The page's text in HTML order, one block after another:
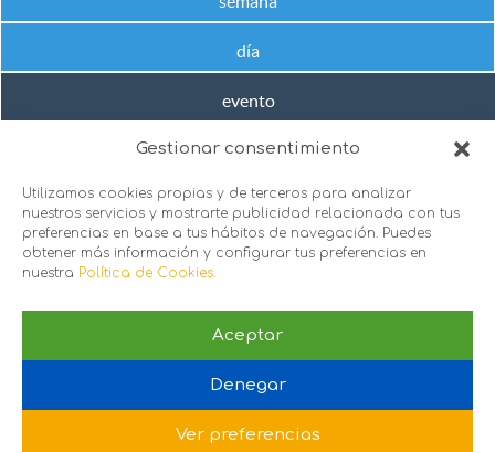
Gestionar consentimiento
Utilizamos cookies propias y de terceros para analizar
nuestros servicios y mostrarte publicidad relacionada con tus
preferencias en base a tus hábitos de navegación. Puedes
obtener más información y configurar tus preferencias en
nuestra Política de Cookies.
Aceptar
Denegar
Ver preferencias
día
evento
C/ Santa Engracia 151, 1º puerta 2 y 3, 28003. Madrid
Política de Privacidad
Política de Cookies